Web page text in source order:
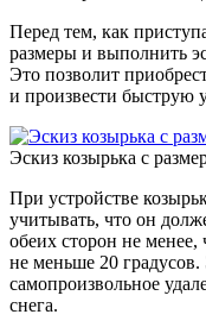
Перед тем, как
размеры и выполнить
Это позволит
и произвести быструю
Эскиз козырька с
При устройстве
учитывать, что он
обеих сторон не
не меньше 20 градусов.
самопроизвольное
снега.